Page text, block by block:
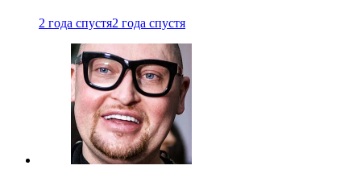
2 года спустя2 года спустя